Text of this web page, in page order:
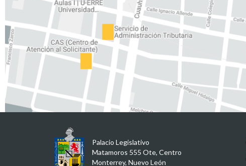
Palacio Legislativo
Matamoros 555 Ote, Centro
Monterrey, Nuevo León